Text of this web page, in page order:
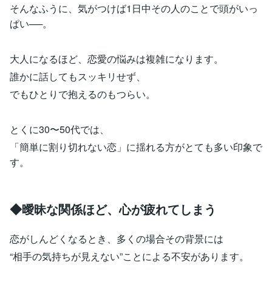
そんなふうに、気がつけば1日中その人のことで頭がいっ
ぱい──。
大人になるほど、恋愛の悩みは複雑になります。
誰かに話してもスッキリせず、
でもひとりで抱えるのもつらい。
とくに30〜50代では、
「簡単に割り切れない恋」に揺れる方がとても多い印象で
す。
◆曖昧な関係ほど、心が疲れてしまう
恋がしんどくなるとき、多くの場合その背景には
“相手の気持ちが見えない”ことによる不安があります。